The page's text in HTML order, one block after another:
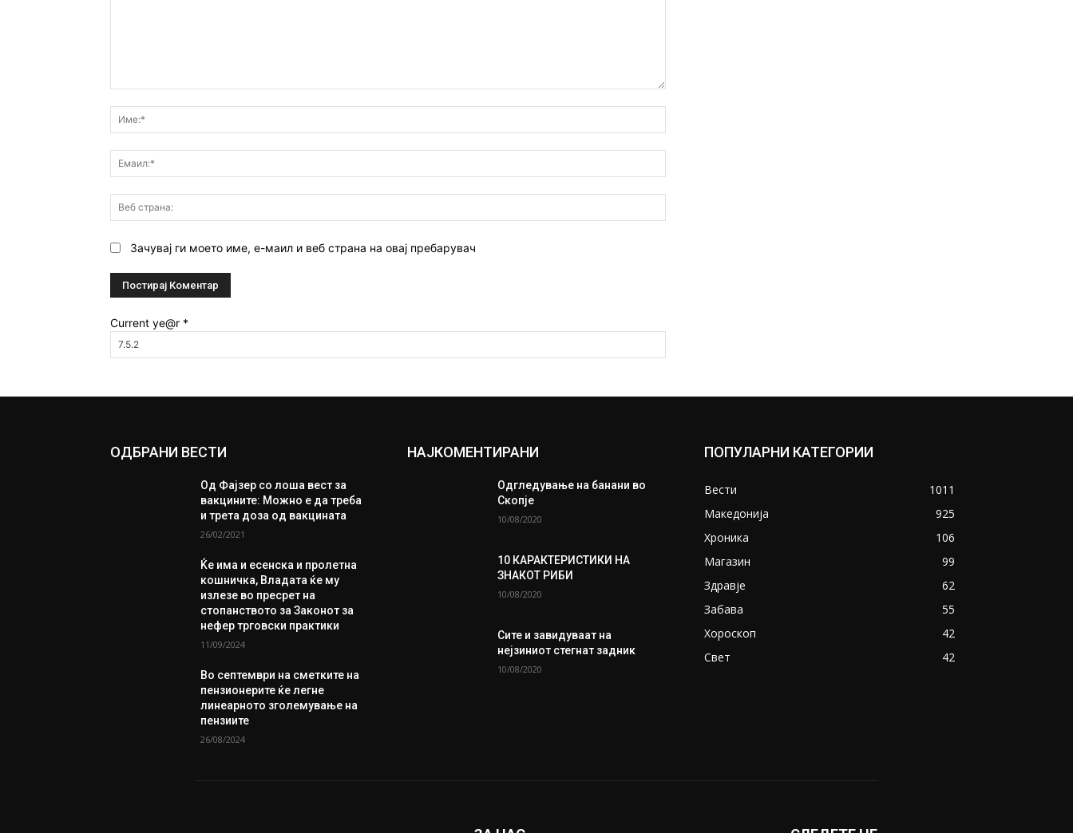
страна:
Зачувај ги моето име, е-маил и веб страна на овај пребарувач
Current ye@r *
ОДБРАНИ ВЕСТИ
Од Фајзер со лоша вест за
вакцините: Можно е да треба
и трета доза од вакцината
26/02/2021
Ќе има и есенска и пролетна
кошничка, Владата ќе му
излезе во пресрет на
стопанството за Законот за
нефер трговски практики
11/09/2024
Во септември на сметките на
пензионерите ќе легне
линеарното зголемување на
пензиите
26/08/2024
НАЈКОМЕНТИРАНИ
Одгледување на банани во
Скопје
10/08/2020
10 КАРАКТЕРИСТИКИ НА
ЗНАКОТ РИБИ
10/08/2020
Сите и завидуваат на
нејзиниот стегнат задник
10/08/2020
ПОПУЛАРНИ КАТЕГОРИИ
Вести
1011
Македонија
925
Хроника
106
Магазин
99
Здравје
62
Забава
55
Хороскоп
42
Свет
42